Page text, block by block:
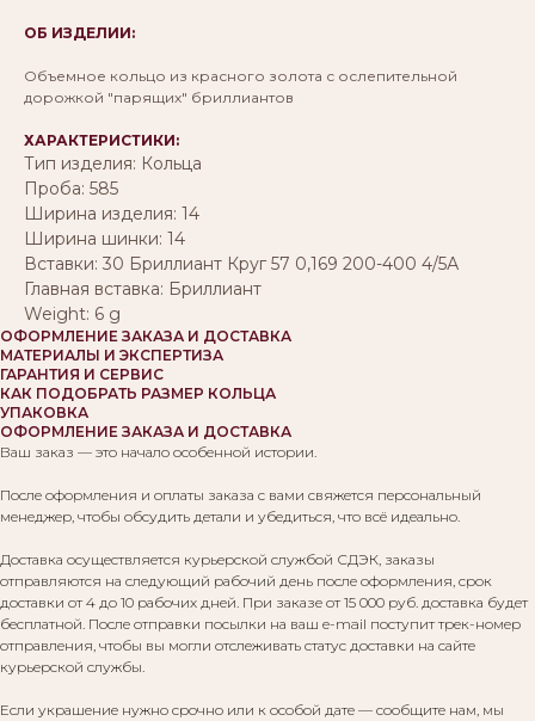
ОБ ИЗДЕЛИИ:
Объемное кольцо из красного золота с ослепительной
дорожкой "парящих" бриллиантов
ХАРАКТЕРИСТИКИ:
Тип изделия: Кольца
Проба: 585
Ширина изделия: 14
Ширина шинки: 14
Вставки: 30 Бриллиант Круг 57 0,169 200-400 4/5А
Главная вставка: Бриллиант
Weight: 6 g
ОФОРМЛЕНИЕ ЗАКАЗА И ДОСТАВКА
МАТЕРИАЛЫ И ЭКСПЕРТИЗА
ГАРАНТИЯ И СЕРВИС
КАК ПОДОБРАТЬ РАЗМЕР КОЛЬЦА
УПАКОВКА
ОФОРМЛЕНИЕ ЗАКАЗА И ДОСТАВКА
Ваш заказ — это начало особенной истории.
После оформления и оплаты заказа с вами свяжется персональный
менеджер, чтобы обсудить детали и убедиться, что всё идеально.
Доставка осуществляется курьерской службой СДЭК, заказы
отправляются на следующий рабочий день после оформления, срок
доставки от 4 до 10 рабочих дней. При заказе от 15 000 руб. доставка будет
бесплатной. После отправки посылки на ваш e-mail поступит трек-номер
отправления, чтобы вы могли отслеживать статус доставки на сайте
курьерской службы.
Если украшение нужно срочно или к особой дате — сообщите нам, мы